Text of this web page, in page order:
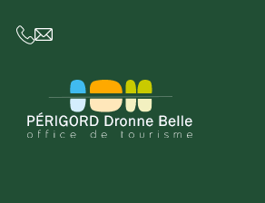
CE LIEN OUVRIRA VOTRE